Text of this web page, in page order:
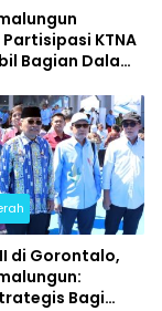
KTNA
Bagian Dalam
di Gorontalo,
Bagi